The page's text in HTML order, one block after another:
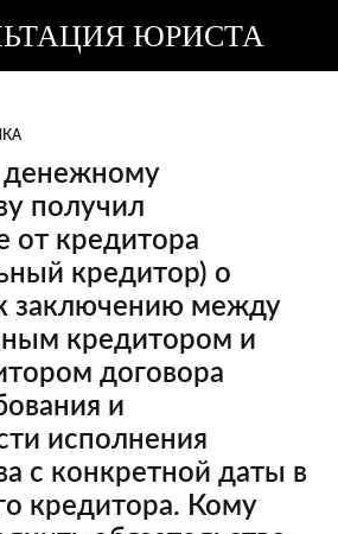
ЮРИСТА
получил
от кредитора
кредитор) о
заключению между
кредитором и
договора
и
исполнения
с конкретной даты в
кредитора. Кому